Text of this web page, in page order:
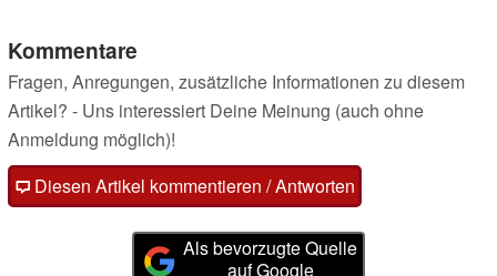
Kommentare
Fragen, Anregungen, zusätzliche Informationen zu diesem
Artikel? - Uns interessiert Deine Meinung (auch ohne
Anmeldung möglich)!
Diesen Artikel kommentieren / Antworten
Als bevorzugte Quelle
auf Google